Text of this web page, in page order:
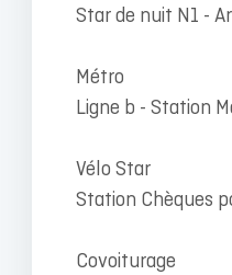
Star de nuit N1 -
Métro
Ligne b - Station
Vélo Star
Station Chèques
Covoiturage